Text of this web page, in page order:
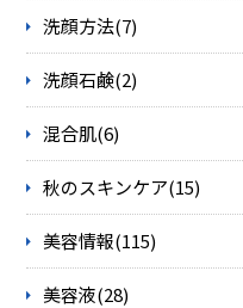
洗顔方法(7)
洗顔石鹸(2)
混合肌(6)
秋のスキンケア(15)
美容情報(115)
美容液(28)